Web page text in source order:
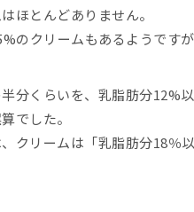
ほとんどありません。
のクリームもあるようです
分くらいを、乳脂肪分12%
でした。
クリームは「乳脂肪分18％